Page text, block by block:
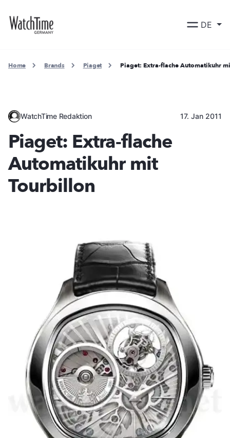
DE
Home Brands Piaget Piaget: Extra-flache Automatikuhr
WatchTime Redaktion 17. Jan 2011
Piaget: Extra-flache
Automatikuhr mit
Tourbillon